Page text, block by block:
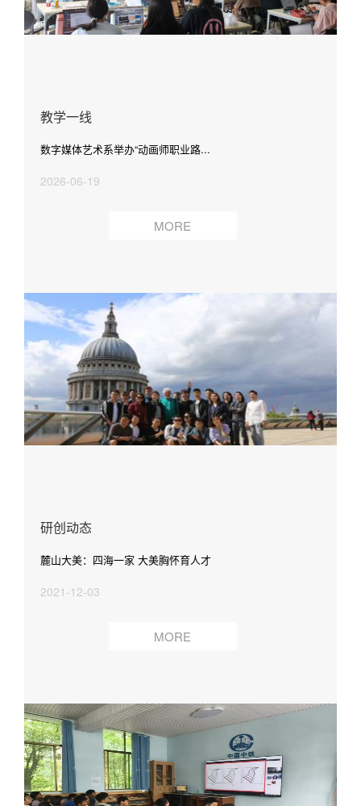
教学一线
数字媒体艺术系举办“动画师职业路...
2026-06-19
MORE
研创动态
麓山大美：四海一家 大美胸怀育人才
2021-12-03
MORE